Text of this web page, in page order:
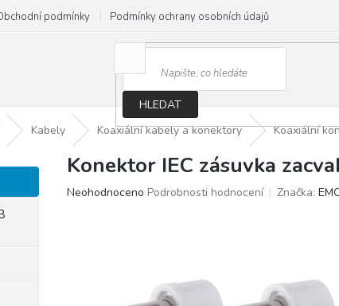
podmínky Podmínky ochrany osobních údajů
HLEDAT
Kabely Koaxiální kabely a konektory Koaxiální
Konektor IEC zásuvka
Průměrné
Neohodnoceno Podrobnosti hodnocení Značka: